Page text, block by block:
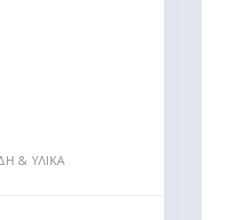
& ΥΛΙΚΑ